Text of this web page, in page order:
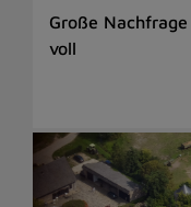
Große
voll